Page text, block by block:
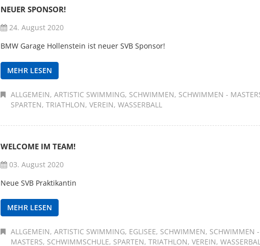
NEUER SPONSOR!
24. August 2020
BMW Garage Hollenstein ist neuer SVB Sponsor!
MEHR LESEN
ALLGEMEIN ARTISTIC SWIMMING SCHWIMMEN SCHWIMMEN -
SPARTEN TRIATHLON VEREIN WASSERBALL
WELCOME IM TEAM!
03. August 2020
Neue SVB Praktikantin
MEHR LESEN
ALLGEMEIN ARTISTIC SWIMMING EGLISEE SCHWIMMEN SCHWIMMEN -
MASTERS SCHWIMMSCHULE SPARTEN TRIATHLON VEREIN